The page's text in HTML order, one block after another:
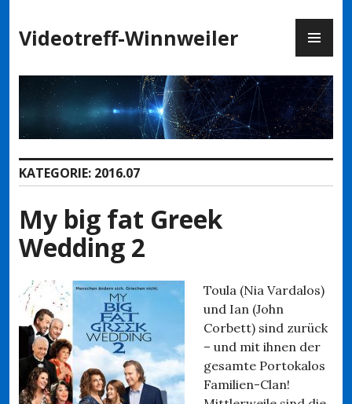
Inhalt
springen
Videotreff-Winnweiler
KATEGORIE: 2016.07
My big fat Greek
Wedding 2
Toula (Nia Vardalos)
und Ian (John
Corbett) sind zurück
– und mit ihnen der
gesamte Portokalos
Familien-Clan!